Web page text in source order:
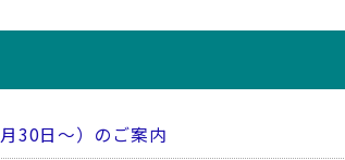
30日～）のご案内